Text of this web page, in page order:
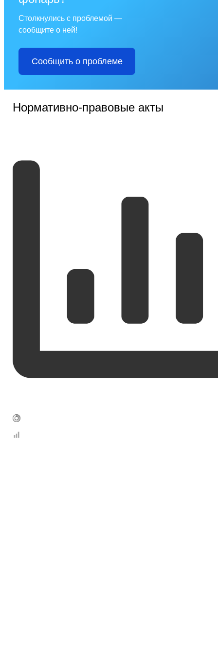
Столкнулись с проблемой —
сообщите о ней!
Сообщить о проблеме
Нормативно-правовые акты